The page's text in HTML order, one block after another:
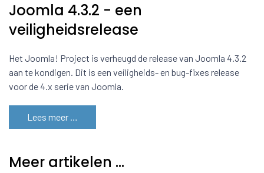
Joomla 4.3.2 - een
veiligheidsrelease
Het Joomla! Project is verheugd de release van Joomla 4.3.2
aan te kondigen. Dit is een veiligheids- en bug-fixes release
voor de 4.x serie van Joomla.
Lees meer …
Meer artikelen …